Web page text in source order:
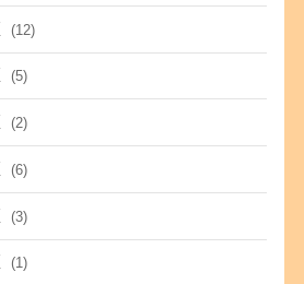
(12)
(5)
(2)
(6)
(3)
(1)